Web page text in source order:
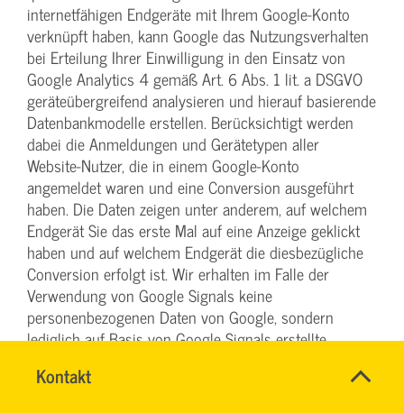
Kontakt
TEAM
Name*
internetfähigen Endgeräte mit Ihrem Google-Konto
verknüpft haben, kann Google das Nutzungsverhalten
bei Erteilung Ihrer Einwilligung in den Einsatz von
Google Analytics 4 gemäß Art. 6 Abs. 1 lit. a DSGVO
geräteübergreifend analysieren und hierauf basierende
Datenbankmodelle erstellen. Berücksichtigt werden
dabei die Anmeldungen und Gerätetypen aller
Website-Nutzer, die in einem Google-Konto
angemeldet waren und eine Conversion ausgeführt
haben. Die Daten zeigen unter anderem, auf welchem
Endgerät Sie das erste Mal auf eine Anzeige geklickt
haben und auf welchem Endgerät die diesbezügliche
Conversion erfolgt ist. Wir erhalten im Falle der
Verwendung von Google Signals keine
personenbezogenen Daten von Google, sondern
lediglich auf Basis von Google Signals erstellte
„personalisierte Anzeigen“ im Cookie-Consent-Tool zu